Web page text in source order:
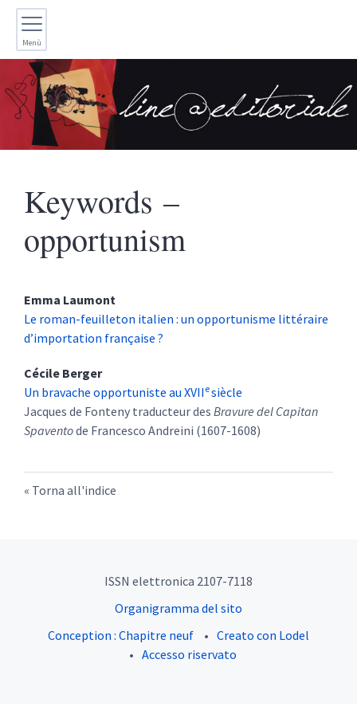
Menù
Keywords –
opportunism
Emma Laumont
Le roman-feuilleton italien : un opportunisme littéraire
d’importation française ?
Cécile Berger
Un bravache opportuniste au XVIIesiècle
Jacques de Fonteny traducteur des Bravure del Capitan
Spaventode Francesco Andreini (1607-1608)
Torna all'indice
ISSN elettronica 2107-7118
Organigramma del sito
Conception : Chapitre neuf
Creato con Lodel
Accesso riservato